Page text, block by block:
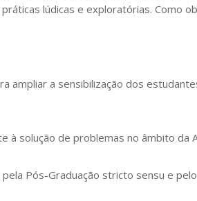
lúdicas e exploratórias. Como
ampliar a sensibilização dos
à solução de problemas no âmbito da
Pós-Graduação stricto sensu e